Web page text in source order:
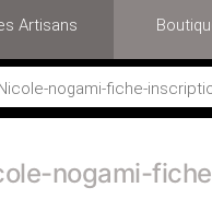
Artisans
nogami-fiche-
nogami-